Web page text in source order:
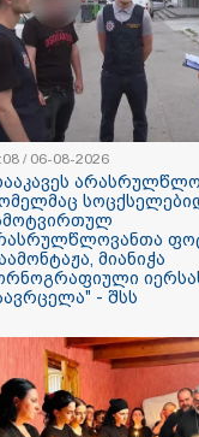
1364.80
/ 06-08-2026
მიანიჭა
- შსს